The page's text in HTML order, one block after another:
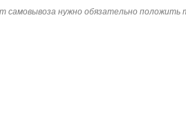
самовывоза нужно обязательно